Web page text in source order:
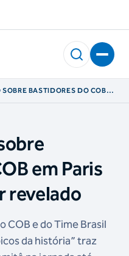
BASTIDORES DO COB
em Paris
revelado
COB e do Time Brasil
da história” traz